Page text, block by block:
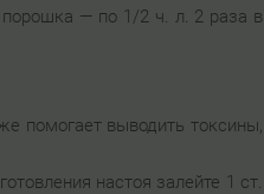
— по 1/2 ч. л. 2 раза в
помогает выводить токсины,
настоя залейте 1 ст.